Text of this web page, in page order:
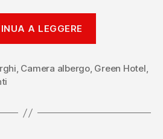
A LEGGERE
funzionalità,
, Camera albergo, Green Hotel,